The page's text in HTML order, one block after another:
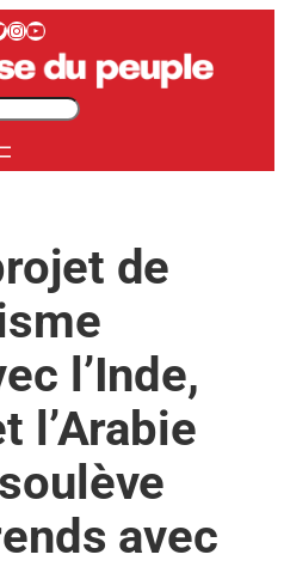
InstagramYouTube
de
l’Inde,
l’Arabie
avec